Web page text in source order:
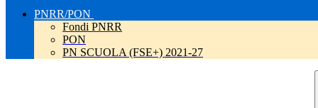
PNRR/PON
Fondi PNRR
PON
PN SCUOLA (FSE+) 2021-27